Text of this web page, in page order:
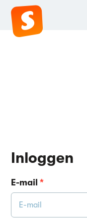
Inloggen
E-mail*